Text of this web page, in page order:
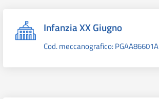
Infanzia XX Giugno
Cod. meccanografico: PGAA86601A